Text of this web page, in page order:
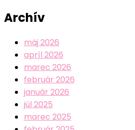
Archív
máj 2026
apríl 2026
marec 2026
február 2026
január 2026
júl 2025
marec 2025